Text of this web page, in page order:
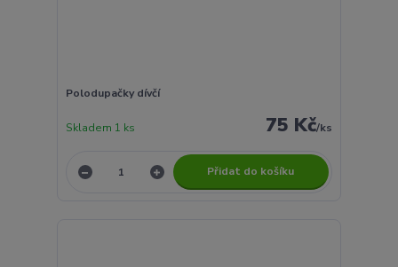
Polodupačky dívčí
75 Kč/ks
Skladem 1 ks
Přidat do košíku